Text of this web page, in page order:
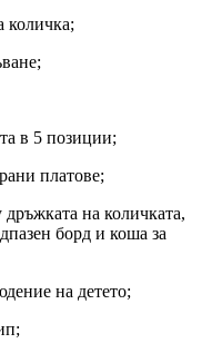
количка;
в 5 позиции;
платове;
на количката,
борд и коша за
на детето;